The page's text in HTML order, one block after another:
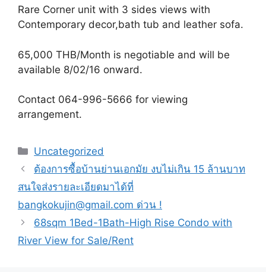
Rare Corner unit with 3 sides views with
Contemporary decor,bath tub and leather sofa.
65,000 THB/Month is negotiable and will be
available 8/02/16 onward.
Contact 064-996-5666 for viewing
arrangement.
Uncategorized
ต้องการซื้อบ้านย่านเอกมัย งบไม่เกิน 15 ล้านบาท
สนใจส่งรายละเอียดมาได้ที่
bangkokujin@gmail.com ด่วน !
68sqm 1Bed-1Bath-High Rise Condo with
River View for Sale/Rent